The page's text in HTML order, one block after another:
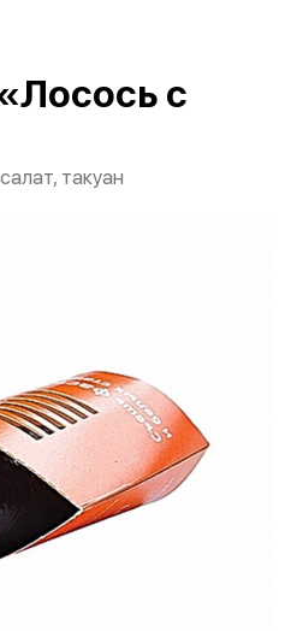
с
такуан